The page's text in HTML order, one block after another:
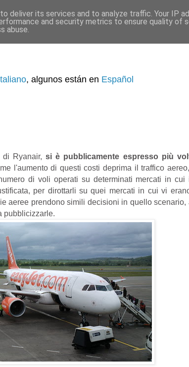
, algunos están en Español
di Ryanair, si è pubblicamente espresso più
l'aumento di questi costi deprima il traffico
di voli operati su determinati mercati in cui
per dirottarli su quei mercati in cui vi
aeree prendono simili decisioni in quello scenario,
pubblicizzarle.
deliver its services and to analyze traffic. Your IP
and security metrics to ensure quality of
abuse.